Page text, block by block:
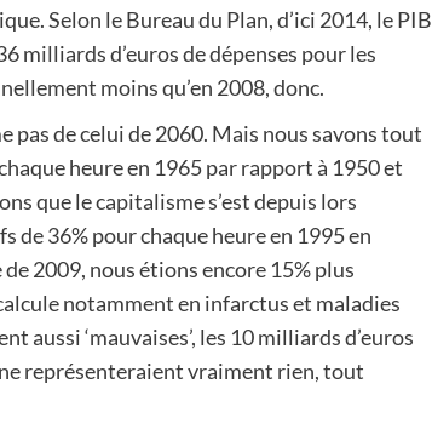
Selon le Bureau du Plan, d’ici 2014, le PIB
milliards d’euros de dépenses pour les
moins qu’en 2008, donc.
pas de celui de 2060. Mais nous savons tout
heure en 1965 par rapport à 1950 et
que le capitalisme s’est depuis lors
de 36% pour chaque heure en 1995 en
2009, nous étions encore 15% plus
notamment en infarctus et maladies
aussi ‘mauvaises’, les 10 milliards d’euros
représenteraient vraiment rien, tout